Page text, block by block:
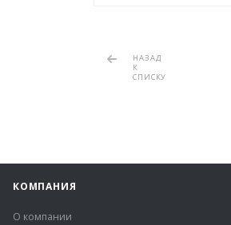
НАЗАД
К
СПИСКУ
КОМПАНИЯ
О компании